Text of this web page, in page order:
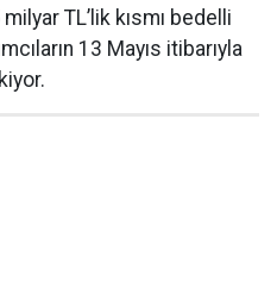
TL’lik kısmı bedelli
13 Mayıs itibarıyla